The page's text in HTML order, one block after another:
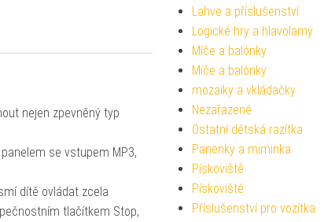
nejen zpevněný typ
se vstupem MP3,
dítě ovládat zcela
tlačítkem Stop,
Lahve a příslušenství
Logické hry a hlavolamy
Míče a balónky
Míče a balónky
mozaiky a vkládačky
Nezařazené
Ostatní dětská razítka
Panenky a miminka
Pískoviště
Pískoviště
Příslušenství pro vozítka